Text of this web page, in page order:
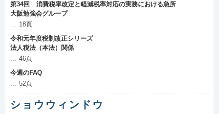
第34回 消費税率改定と軽減税率対応の実務における急所
大阪勉強会グループ
18頁
令和元年度税制改正シリーズ
法人税法（本法）関係
46頁
今週のFAQ
52頁
ショウウィンドウ